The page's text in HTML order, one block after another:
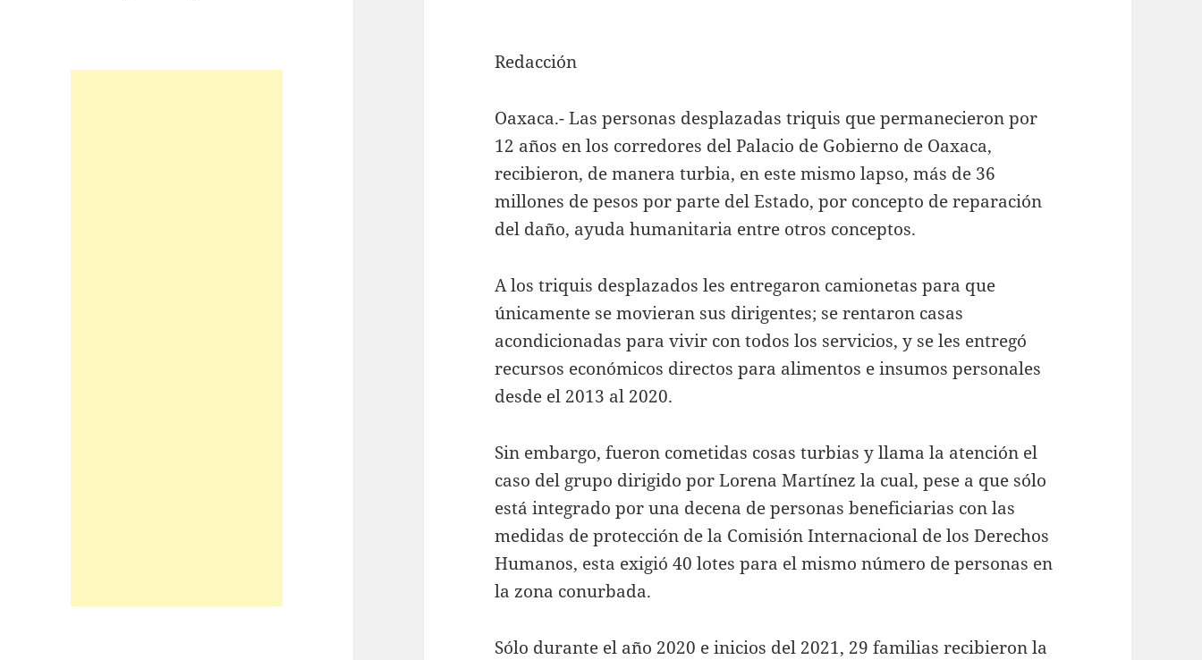
Redacción
Oaxaca.- Las personas desplazadas triquis que permanecieron por
12 años en los corredores del Palacio de Gobierno de Oaxaca,
recibieron, de manera turbia, en este mismo lapso, más de 36
millones de pesos por parte del Estado, por concepto de reparación
del daño, ayuda humanitaria entre otros conceptos.
A los triquis desplazados les entregaron camionetas para que
únicamente se movieran sus dirigentes; se rentaron casas
acondicionadas para vivir con todos los servicios, y se les entregó
recursos económicos directos para alimentos e insumos personales
desde el 2013 al 2020.
Sin embargo, fueron cometidas cosas turbias y llama la atención el
caso del grupo dirigido por Lorena Martínez la cual, pese a que sólo
está integrado por una decena de personas beneficiarias con las
medidas de protección de la Comisión Internacional de los Derechos
Humanos, esta exigió 40 lotes para el mismo número de personas en
la zona conurbada.
Sólo durante el año 2020 e inicios del 2021, 29 familias recibieron la